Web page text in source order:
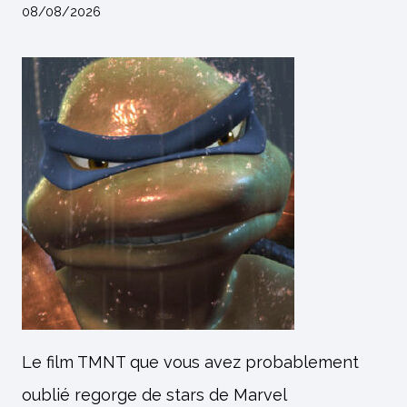
08/08/2026
Le film TMNT que vous avez probablement
oublié regorge de stars de Marvel